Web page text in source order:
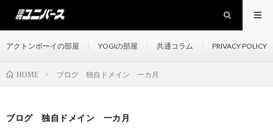
アクトンボーイの部屋 YOGIの部屋 共通コラム PRIVACY POLICY
HOME ブログ 独自ドメイン 一カ月
ブログ 独自ドメイン 一カ月